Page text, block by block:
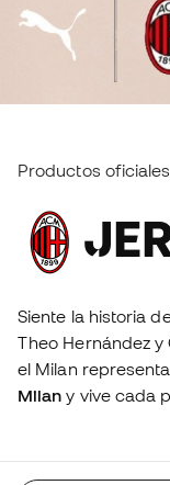
Productos oficiales
Siente la historia
Theo Hernández y
el Milan
Milan y vive cada